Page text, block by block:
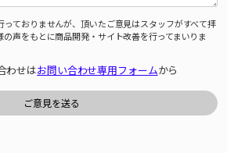
っておりませんが、頂いたご意見はスタッフがすべて拝
の声をもとに商品開発・サイト改善を行ってまいりま
わせはお問い合わせ専用フォームから